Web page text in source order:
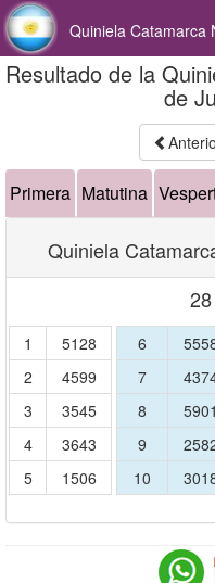
Quiniela Catamarca
Resultado de la
de
Primera Matutina
Quiniela
1
5128
2
4599
3
3545
4
3643
5
1506
6
7
8
5901
9
10